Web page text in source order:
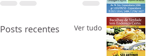
Posts recentes Ver tudo